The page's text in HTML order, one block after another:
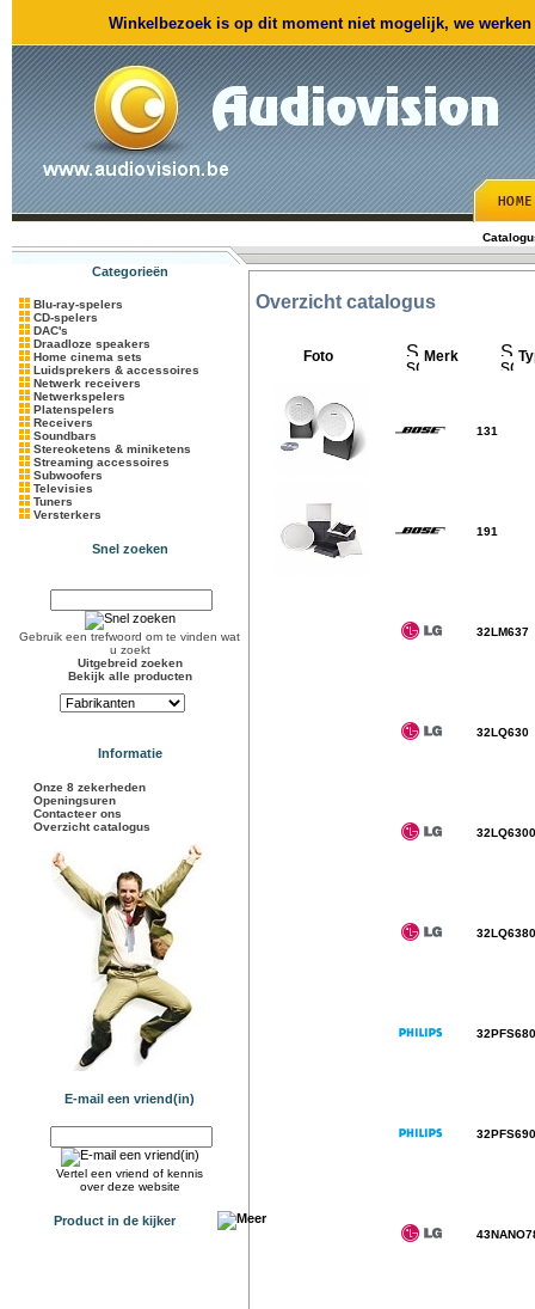
Winkelbezoek is op dit moment niet mogelijk, we
Categorieën
Blu-ray-spelers
CD-spelers
DAC's
Draadloze speakers
Home cinema sets
Luidsprekers & accessoires
Netwerk receivers
Netwerkspelers
Platenspelers
Receivers
Soundbars
Stereoketens & miniketens
Streaming accessoires
Subwoofers
Televisies
Tuners
Versterkers
Snel zoeken
Gebruik een trefwoord om te vinden wat
u zoekt
Uitgebreid zoeken
Bekijk alle producten
Informatie
Onze 8 zekerheden
Openingsuren
Contacteer ons
Overzicht catalogus
E-mail een vriend(in)
Vertel een vriend of kennis
over deze website
Product in de kijker
Overzicht catalogus
Foto Merk
131
191
32LM637
32LQ630